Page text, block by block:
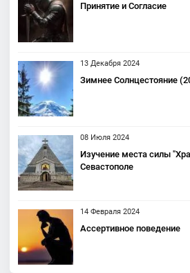
Принятие и Согласие
13 Декабря 2024
Зимнее Солнцестояние
08 Июля 2024
Изучение места силы
Севастополе
14 Февраля 2024
Ассертивное поведение